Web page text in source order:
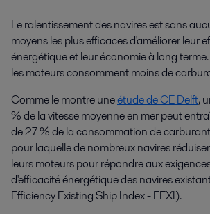
Le ralentissement des navires est sans
moyens les plus efficaces d'améliorer leur
énergétique et leur économie à long
les moteurs consomment moins de
Comme le montre uneétude de CE Delft,
% de la vitesse moyenne en mer peut
de 27 % de la consommation de
pour laquelle de nombreux navires
leurs moteurs pour répondre aux
d'efficacité énergétique des navires
Efficiency Existing Ship Index - EEXI).